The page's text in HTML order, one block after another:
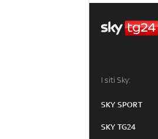
I siti Sky:
SKY SPORT
SKY TG24